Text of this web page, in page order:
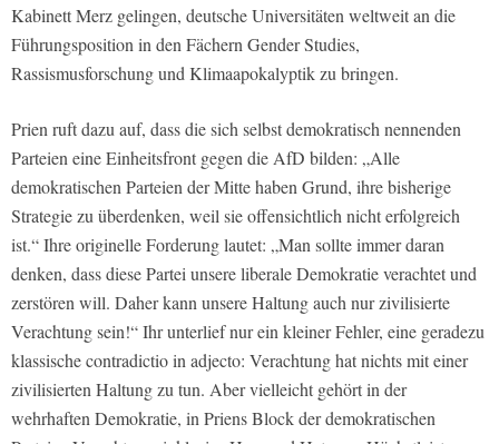
Kabinett Merz gelingen, deutsche Universitäten weltweit an die
Führungsposition in den Fächern Gender Studies,
Rassismusforschung und Klimaapokalyptik zu bringen.
Prien ruft dazu auf, dass die sich selbst demokratisch nennenden
Parteien eine Einheitsfront gegen die AfD bilden: „Alle
demokratischen Parteien der Mitte haben Grund, ihre bisherige
Strategie zu überdenken, weil sie offensichtlich nicht erfolgreich
ist.“ Ihre originelle Forderung lautet: „Man sollte immer daran
denken, dass diese Partei unsere liberale Demokratie verachtet und
zerstören will. Daher kann unsere Haltung auch nur zivilisierte
Verachtung sein!“ Ihr unterlief nur ein kleiner Fehler, eine geradezu
klassische contradictio in adjecto: Verachtung hat nichts mit einer
zivilisierten Haltung zu tun. Aber vielleicht gehört in der
wehrhaften Demokratie, in Priens Block der demokratischen